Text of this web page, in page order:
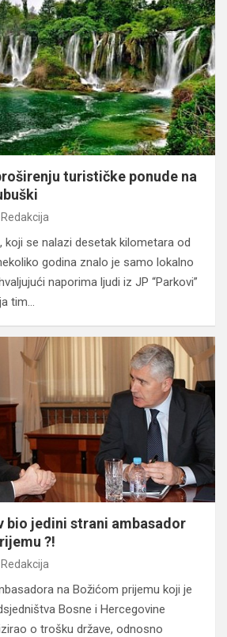
turističke ponude na
Redakcija
koji se nalazi desetak kilometara od
godina znalo je samo lokalno
naporima ljudi iz JP “Parkovi”
tim…
bio jedini strani ambasador
?!
Redakcija
na Božićom prijemu koji je
Bosne i Hercegovine
o trošku države, odnosno